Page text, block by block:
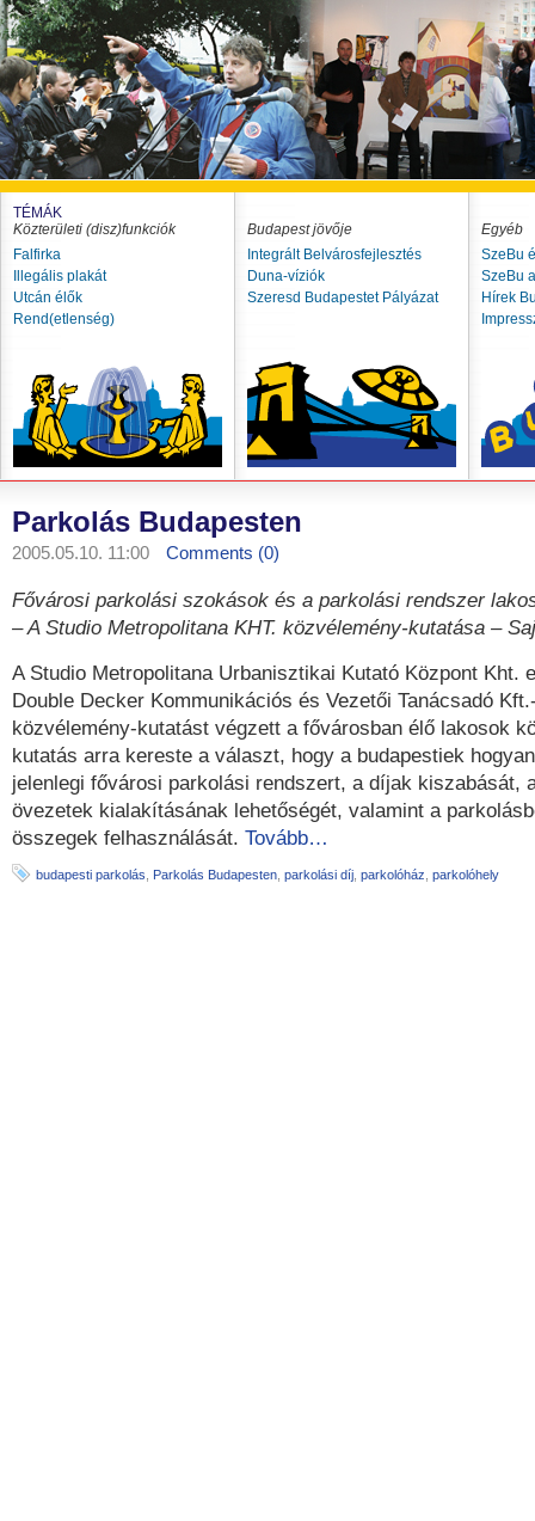
TÉMÁK
Közterületi (disz)funkciók
Falfirka
Illegális plakát
Utcán élők
Rend(etlenség)
Budapest jövője
Integrált Belvárosfejlesztés
Duna-víziók
Szeresd Budapestet Pályázat
Egyéb
SzeBu
SzeBu
Hírek
Parkolás Budapesten
2005.05.10. 11:00 Comments (0)
Fővárosi parkolási szokások és a parkolási rendszer
– A Studio Metropolitana KHT. közvélemény-kutatása –
A Studio Metropolitana Urbanisztikai Kutató Központ Kht.
Double Decker Kommunikációs és Vezetői Tanácsadó
közvélemény-kutatást végzett a fővárosban élő lakosok
kutatás arra kereste a választ, hogy a budapestiek
jelenlegi fővárosi parkolási rendszert, a díjak kiszabását,
övezetek kialakításának lehetőségét, valamint a
összegek felhasználását. Tovább…
budapesti parkolás Parkolás Budapesten parkolási díj parkolóház parkolóhely